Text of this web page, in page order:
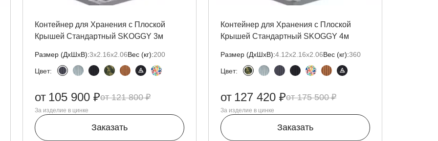
Контейнер для Хранения с Плоской
Крышей Стандартный SKOGGY 3м
Размер (ДxШxВ):3х2.16х2.06Вес (кг):200
Цвет:
121 800 ₽
от 105 900 ₽
За изделие в цинке
Заказать
Контейнер для Хранения с Плоской
Крышей Стандартный SKOGGY 4м
Размер (ДxШxВ):4.12х2.16х2.06Вес (кг):360
Цвет:
175 500 ₽
от 127 420 ₽
За изделие в цинке
Заказать